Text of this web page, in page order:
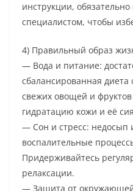
инструкции,
специалистом, чтобы
4) Правильный образ
— Вода и питание:
сбалансированная
свежих овощей и
гидратацию кожи и её
— Сон и стресс: недосып
воспалительные
Придерживайтесь
релаксации.
— Защита от